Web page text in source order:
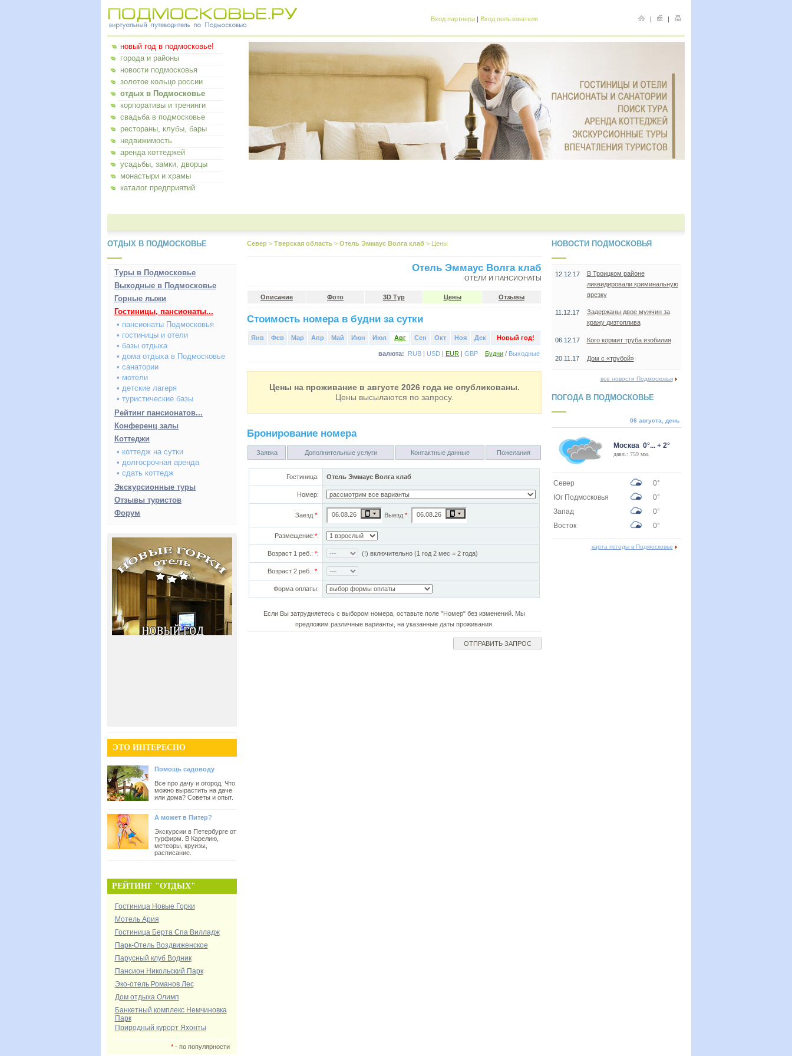
Вход партнера | Вход пользователя | |
новый год в подмосковье!
города и районы
новости подмосковья
золотое кольцо россии
отдых в Подмосковье
корпоративы и тренинги
свадьба в подмосковье
рестораны, клубы, бары
недвижимость
аренда коттеджей
усадьбы, замки, дворцы
монастыри и храмы
каталог предприятий
ОТДЫХ В ПОДМОСКОВЬЕ
Туры в Подмосковье
Выходные в Подмосковье
Горные лыжи
Гостиницы, пансионаты...
• пансионаты Подмосковья
• гостиницы и отели
• базы отдыха
• дома отдыха в Подмосковье
• санатории
• мотели
• детские лагеря
• туристические базы
Рейтинг пансионатов...
Конференц залы
Коттеджи
• коттедж на сутки
• долгосрочная аренда
• сдать коттедж
Экскурсионные туры
Отзывы туристов
Форум
ЭТО ИНТЕРЕСНО
Помощь садоводу
Все про дачу и огород. Что
можно вырастить на даче
или дома? Советы и опыт.
А может в Питер?
Экскурсии в Петербурге от
турфирм. В Карелию,
метеоры, круизы,
расписание.
РЕЙТИНГ "ОТДЫХ"
Гостиница Новые Горки
Мотель Ария
Гостиница Берта Спа Вилладж
Парк-Отель Воздвиженское
Парусный клуб Водник
Пансион Никольский Парк
Эко-отель Романов Лес
Дом отдыха Олимп
Банкетный комплекс Немчиновка
Парк
Природный курорт Яхонты
*- по популярности
Север > Тверская область > Отель Эммаус Волга клаб > Цены
Отель Эммаус Волга клаб
ОТЕЛИ И ПАНСИОНАТЫ
Описание Фото 3D Тур Цены Отзывы
Стоимость номера в будни за сутки
Янв Фев Мар Апр Май Июн Июл Авг Сен Окт Ноя Дек Новый год!
валюта: RUB | USD | EUR | GBP Будни / Выходные
Цены на проживание в августе 2026 года не опубликованы.
Цены высылаются по запросу.
Бронирование номера
Заявка Дополнительные услуги Контактные данные Пожелания
Гостиница: Отель Эммаус Волга клаб
Номер:
Заезд *: Выезд *:
Размещение:*:
Возраст 1 реб.: *: (!) включительно (1 год 2 мес = 2 года)
Возраст 2 реб.: *:
Форма оплаты:
Если Вы затрудняетесь с выбором номера, оставьте поле "Номер" без изменений. Мы
предложим различные варианты, на указанные даты проживания.
НОВОСТИ ПОДМОСКОВЬЯ
12.12.17
В Троицком районе
ликвидировали криминальную
врезку
11.12.17
Задержаны двое мужчин за
кражу дизтоплива
06.12.17 Кого кормит труба изобилия
20.11.17 Дом с «трубой»
все новости Подмосковья
ПОГОДА В ПОДМОСКОВЬЕ
06 августа, день
Москва 0°... + 2°
давл.: 759 мм.
Север
0°
Юг Подмосковья
0°
Запад
0°
Восток
0°
карта погоды в Подмосковье